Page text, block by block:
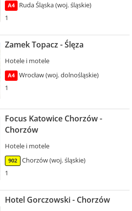
A4
Ruda Śląska (woj. śląskie)
1
Zamek Topacz - Ślęza
Hotele i motele
A4
Wrocław (woj. dolnośląskie)
1
Focus Katowice Chorzów -
Chorzów
Hotele i motele
902
Chorzów (woj. śląskie)
1
Hotel Gorczowski - Chorzów